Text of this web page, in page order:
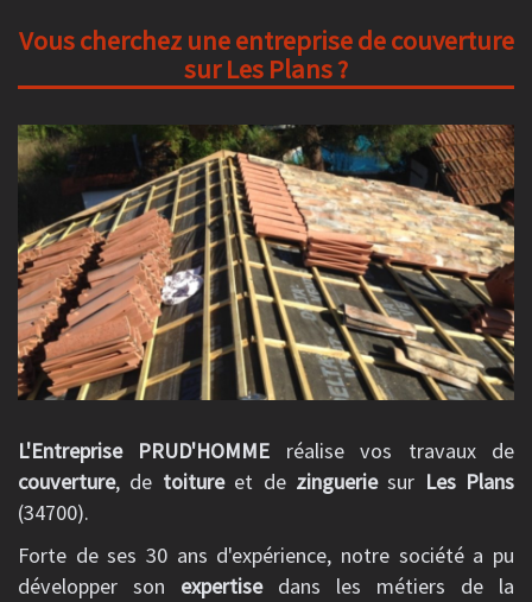
Vous cherchez une entreprise de couverture
sur Les Plans ?
L'Entreprise PRUD'HOMME réalise vos travaux de
couverture, de toitureet de zingueriesur Les Plans
(34700).
Forte de ses 30 ans d'expérience, notre société a pu
développer son expertisedans les métiers de la